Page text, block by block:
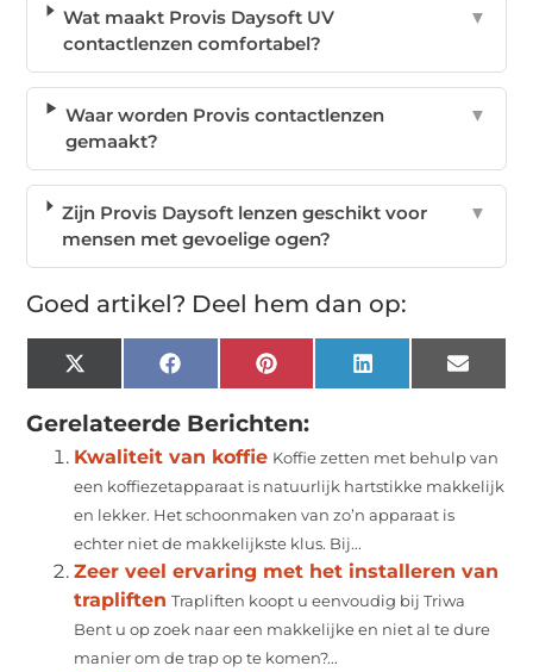
Wat maakt Provis Daysoft UV
contactlenzen comfortabel?
▼
Waar worden Provis contactlenzen
gemaakt?
▼
Zijn Provis Daysoft lenzen geschikt voor
mensen met gevoelige ogen?
▼
Goed artikel? Deel hem dan op:
X
(Twitter)
Facebook Pinterest LinkedIn Email
Gerelateerde Berichten:
Kwaliteit van koffie Koffie zetten met behulp van
een koffiezetapparaat is natuurlijk hartstikke makkelijk
en lekker. Het schoonmaken van zo’n apparaat is
echter niet de makkelijkste klus. Bij...
Zeer veel ervaring met het installeren van
trapliften Trapliften koopt u eenvoudig bij Triwa
Bent u op zoek naar een makkelijke en niet al te dure
manier om de trap op te komen?...